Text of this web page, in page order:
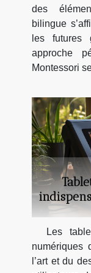
des
bilingue
les futures
approche
Montessori
Les
numériques
l’art et du